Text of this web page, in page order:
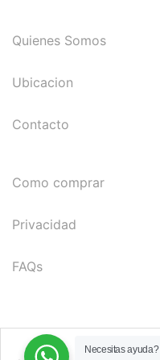
Quienes Somos
Ubicacion
Contacto
Como comprar
Privacidad
FAQs
Necesitas ayuda?